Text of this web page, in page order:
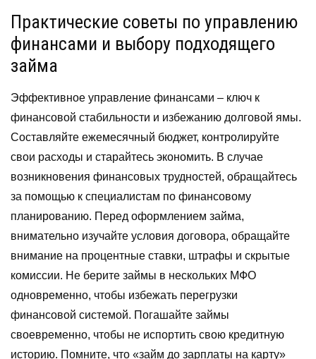
Практические советы по управлению
финансами и выбору подходящего
займа
Эффективное управление финансами – ключ к
финансовой стабильности и избежанию долговой ямы.
Составляйте ежемесячный бюджет, контролируйте
свои расходы и старайтесь экономить. В случае
возникновения финансовых трудностей, обращайтесь
за помощью к специалистам по финансовому
планированию. Перед оформлением займа,
внимательно изучайте условия договора, обращайте
внимание на процентные ставки, штрафы и скрытые
комиссии. Не берите займы в нескольких МФО
одновременно, чтобы избежать перегрузки
финансовой системой. Погашайте займы
своевременно, чтобы не испортить свою кредитную
историю. Помните, что «займ до зарплаты на карту»